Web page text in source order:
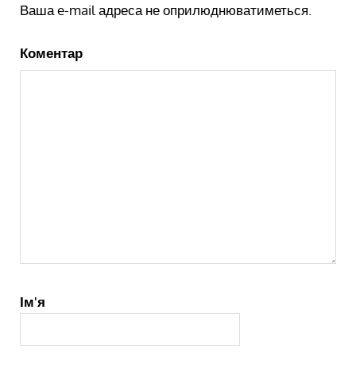
Ваша e-mail адреса не оприлюднюватиметься.
Коментар
Ім'я